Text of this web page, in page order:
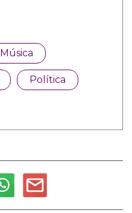
Música
Política